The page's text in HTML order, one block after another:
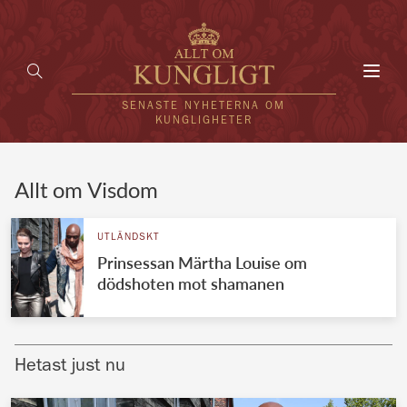
SENASTE NYHETERNA OM
KUNGLIGHETER
UTLÄNDSKT
VÄRLDENS KUNGAHUS
Brittiska kungahuset
Allt om Visdom
UTLÄNDSKT
Prinsessan Märtha Louise om
dödshoten mot shamanen
Hetast just nu